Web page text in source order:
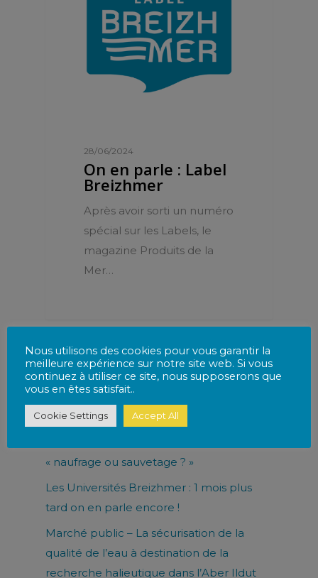
28/06/2024
On en parle : Label
Breizhmer
Après avoir sorti un numéro
spécial sur les Labels, le
magazine Produits de la
Mer…
Articles récents
« naufrage ou sauvetage ? »
Les Universités Breizhmer : 1 mois plus
tard on en parle encore !
Marché public – La sécurisation de la
qualité de l’eau à destination de la
recherche halieutique dans l’Aber Ildut
Nous utilisons des cookies pour vous garantir la
meilleure expérience sur notre site web. Si vous
continuez à utiliser ce site, nous supposerons que
vous en êtes satisfait..
Cookie Settings Accept All